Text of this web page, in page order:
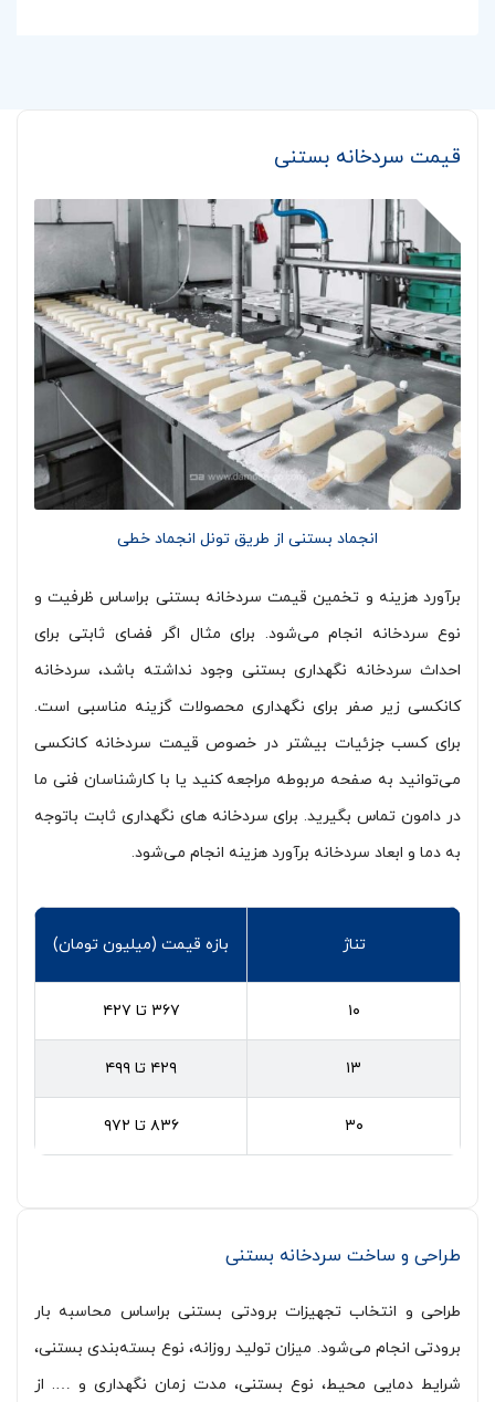
قیمت سردخانه بستنی
انجماد بستنی از طریق تونل انجماد خطی
برآورد هزینه و تخمین قیمت سردخانه بستنی براساس ظرفیت و
نوع سردخانه انجام می‌شود. برای مثال اگر فضای ثابتی برای
احداث سردخانه نگهداری بستنی وجود نداشته باشد، سردخانه
کانکسی زیر صفر برای نگهداری محصولات گزینه مناسبی است.
برای کسب جزئیات بیشتر در خصوص قیمت سردخانه کانکسی
می‌توانید به صفحه مربوطه مراجعه کنید یا با کارشناسان فنی ما
در دامون تماس بگیرید. برای سردخانه های نگهداری ثابت باتوجه
به دما و ابعاد سردخانه برآورد هزینه انجام می‌شود.
تناژ بازه قیمت (میلیون تومان)
۱۰ ۳۶۷ تا ۴۲۷
۱۳ ۴۲۹ تا ۴۹۹
۳۰ ۸۳۶ تا ۹۷۲
طراحی و ساخت سردخانه بستنی
طراحی و انتخاب تجهیزات برودتی بستنی براساس محاسبه بار
برودتی انجام می‌شود. میزان تولید روزانه، نوع بسته‌بندی بستنی‌،
شرایط دمایی محیط، نوع بستنی، مدت زمان نگهداری و …. از